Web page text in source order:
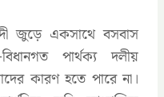
জুড়ে একসাথে বসবাস
পার্থক্য দলীয়
কারণ হতে পারে না।